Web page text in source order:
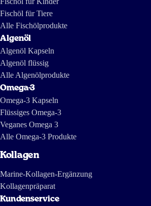
gegraben. Und dabei entstand die folgende Reportage, in der auch
https://tv.nrk.no/serie/forbrukerinspektoerene/MDHP11004511/
2011 https://www.dailymotion.com/video/x7mhm7_the-greed-of-
feed_news https://www.youtube.com/watch?v=ZX-9V67mDXc Die
letzte ist eine Reportage von Investigativjournalisten von The
International Consortium of Investigative Journalists and IDL-
Reporteros aus vor einigen Jahren und zeigt, wie Fischöl in
Fischöl für Tiere
Alle Fischölprodukte
Algenöl
Algenöl Kapseln
Algenöl flüssig
Alle Algenölprodukte
Omega-3
Omega-3 Kapseln
Flüssiges Omega-3
Veganes Omega 3
Alle Omega-3 Produkte
Kollagen
Marine-Kollagen-Ergänzung
Kollagenpräparat
Kundenservice